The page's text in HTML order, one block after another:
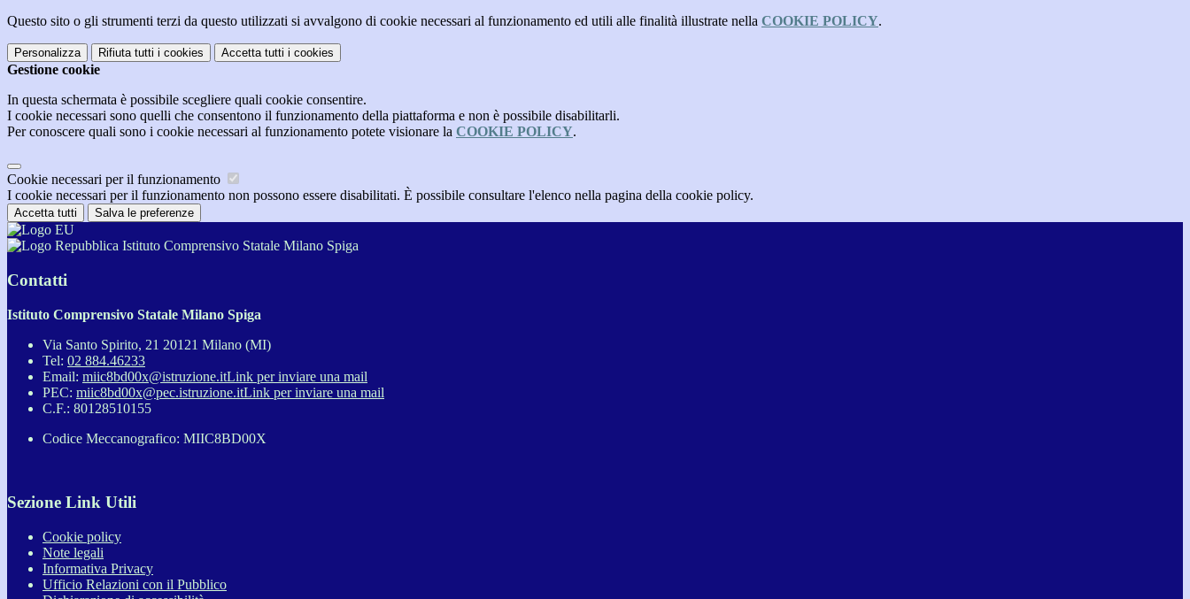
Questo sito o gli strumenti terzi da questo utilizzati si avvalgono di cookie necessari al funzionamento ed utili alle finalità illustrate nella COOKIE POLICY.
Personalizza Rifiuta tutti i cookies Accetta tutti i cookies
Gestione cookie
In questa schermata è possibile scegliere quali cookie consentire.
I cookie necessari sono quelli che consentono il funzionamento della piattaforma e non è possibile disabilitarli.
Per conoscere quali sono i cookie necessari al funzionamento potete visionare la COOKIE POLICY.
Cookie necessari per il funzionamento
I cookie necessari per il funzionamento non possono essere disabilitati. È possibile consultare l'elenco nella pagina della cookie policy.
Accetta tutti Salva le preferenze
Istituto Comprensivo Statale Milano Spiga
Contatti
Istituto Comprensivo Statale Milano Spiga
Via Santo Spirito, 21 20121 Milano (MI)
Tel: 02 884.46233
Email: miic8bd00x@istruzione.itLink per inviare una mail
PEC: miic8bd00x@pec.istruzione.itLink per inviare una mail
C.F.: 80128510155
Codice Meccanografico: MIIC8BD00X
Sezione Link Utili
Cookie policy
Note legali
Informativa Privacy
Ufficio Relazioni con il Pubblico